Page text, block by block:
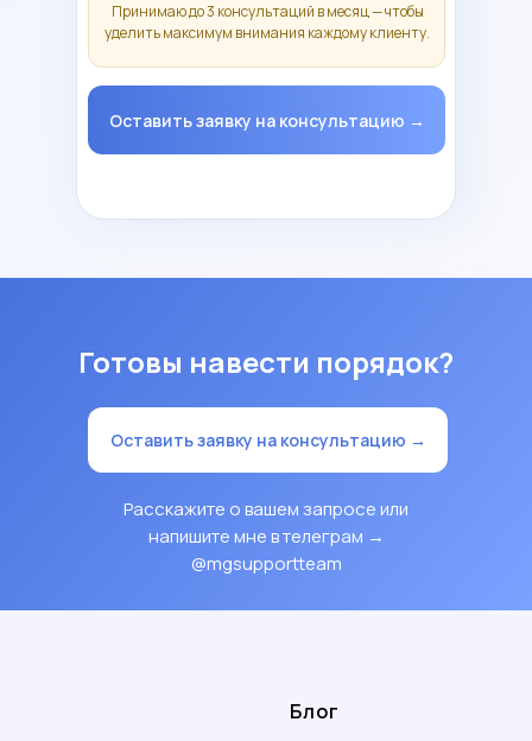
Принимаю до 3 консультаций в месяц — чтобы
уделить максимум внимания каждому клиенту.
Оставить заявку на консультацию →
Готовы навести порядок?
Оставить заявку на консультацию →
Расскажите о вашем запросе или
напишите мне в телеграм →
@mgsupportteam
Блог